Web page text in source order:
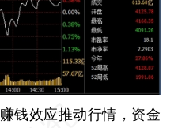
赚钱效应推动行情，资金